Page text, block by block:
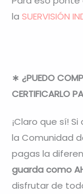
la SUERVISIÓN
∗ ¿PUEDO
CERTIFICARLO
¡Claro que sí!
la Comunidad
pagas la
guarda como
disfrutar de